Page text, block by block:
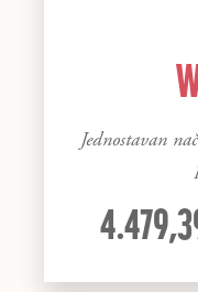
Jednostavan